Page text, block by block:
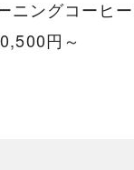
ングコーヒー
円～